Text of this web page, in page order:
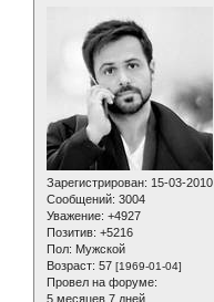
Зарегистрирован: 15-03-2010
Сообщений: 3004
Уважение: +4927
Позитив: +5216
Пол: Мужской
Возраст: 57 [1969-01-04]
Провел на форуме:
5 месяцев 7 дней